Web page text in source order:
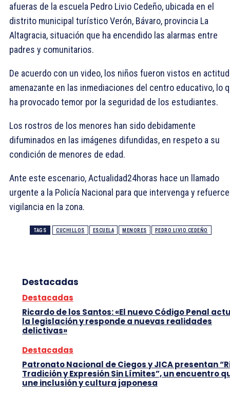
afueras de la escuela Pedro Livio Cedeño, ubicada en el
distrito municipal turístico Verón, Bávaro, provincia La
Altagracia, situación que ha encendido las alarmas entre
padres y comunitarios.
De acuerdo con un video, los niños fueron vistos en actitud
amenazante en las inmediaciones del centro educativo, lo
ha provocado temor por la seguridad de los estudiantes.
Los rostros de los menores han sido debidamente
difuminados en las imágenes difundidas, en respeto a su
condición de menores de edad.
Ante este escenario, Actualidad24horas hace un llamado
urgente a la Policía Nacional para que intervenga y
vigilancia en la zona.
TAGS CUCHILLOS ESCUELA MENORES PEDRO LIVIO CEDEÑO
Destacadas
Destacadas
Ricardo de los Santos: «El nuevo Código Penal
la legislación y responde a nuevas realidades
delictivas»
Destacadas
Patronato Nacional de Ciegos y JICA presentan
Tradición y Expresión Sin Límites”, un encuentro
une inclusión y cultura japonesa